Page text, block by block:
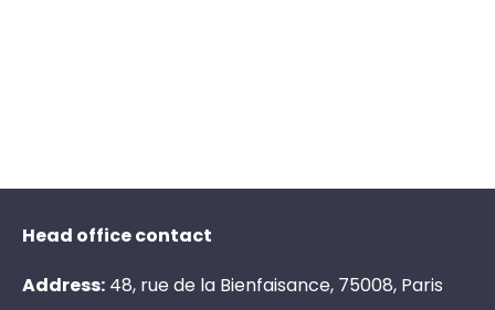
Head office contact
Address: 48, rue de la Bienfaisance, 75008, Paris